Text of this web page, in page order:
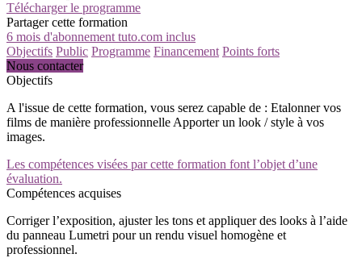
Télécharger le programme
Partager cette formation
6 mois d'abonnement tuto.com inclus
Objectifs Public Programme Financement Points forts
Nous contacter
Objectifs
A l'issue de cette formation, vous serez capable de : Etalonner vos
films de manière professionnelle Apporter un look / style à vos
images.
Les compétences visées par cette formation font l’objet d’une
évaluation.
Compétences acquises
Corriger l’exposition, ajuster les tons et appliquer des looks à l’aide
du panneau Lumetri pour un rendu visuel homogène et
professionnel.